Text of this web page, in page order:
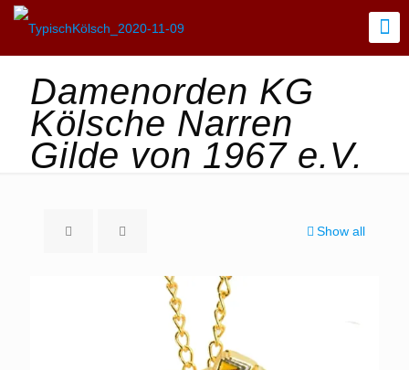
Damenorden KG
Kölsche Narren
Gilde von 1967 e.V.
Show all